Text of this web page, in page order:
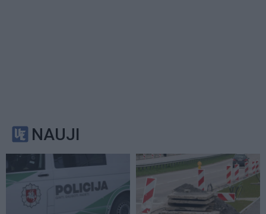
NAUJI